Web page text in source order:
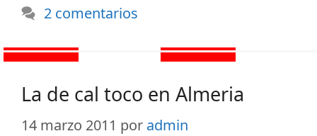
2 comentarios
La de cal toco en Almeria
14 marzo 2011 por admin